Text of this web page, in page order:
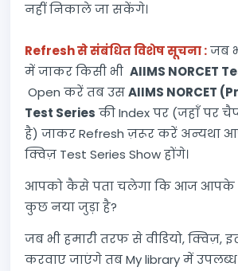
नहीं निकाले जा सकेंगे।
Refresh से संबंधित विशेष सूचना :जब
में जाकर किसी भी AIIMS NORCET
Open करें तब उसAIIMS NORCET
Test Series की Index पर (जहाँ पर
है) जाकर Refresh ज़रूर करें अन्यथा
क्विज़ Test Series Show होंगे।
आपको कैसे पता चलेगा कि आज आपके
कुछ नया जुड़ा है?
जब भी हमारी तरफ से वीडियो, क्विज़,
करवाए जाएंगे तब My library में